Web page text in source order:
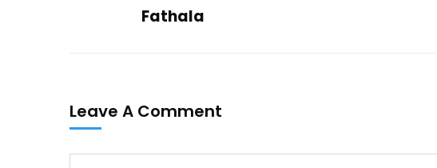
Fathala
Leave A Comment